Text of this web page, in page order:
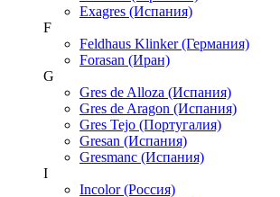
Exagres (Испания)
F
Feldhaus Klinker (Германия)
Forasan (Иран)
G
Gres de Alloza (Испания)
Gres de Aragon (Испания)
Gres Tejo (Португалия)
Gresan (Испания)
Gresmanc (Испания)
I
Incolor (Россия)